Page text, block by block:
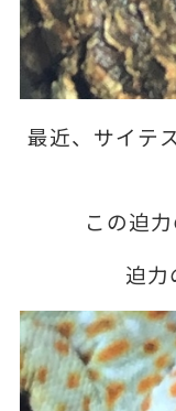
最近、サイテ
この迫
迫力